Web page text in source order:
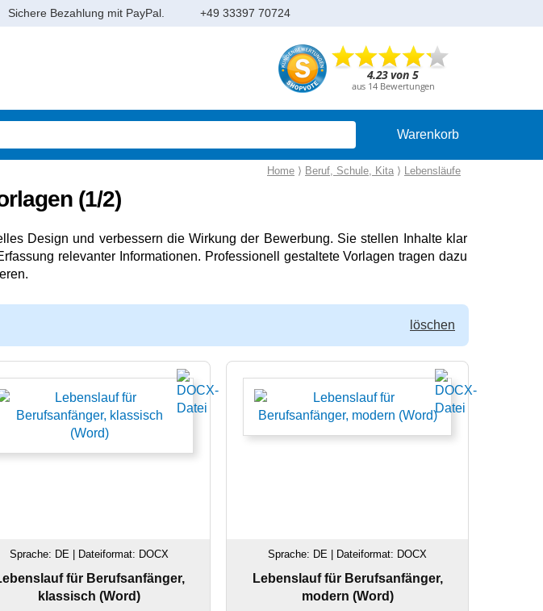
Warenkorb
Home ⟩ Beruf, Schule, Kita ⟩ Lebensläufe
(1/2)
Design und verbessern die Wirkung der Bewerbung. Sie stellen Inhalte klar
relevanter Informationen. Professionell gestaltete Vorlagen tragen dazu
löschen
Sprache: DE | Dateiformat: DOCX
für Berufsanfänger,
klassisch (Word)
Sprache: DE | Dateiformat: DOCX
Lebenslauf für Berufsanfänger,
modern (Word)
Sichere Bezahlung mit PayPal. +49 33397 70724